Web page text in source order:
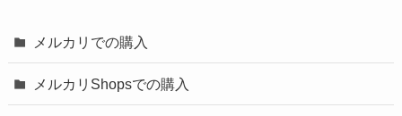
メルカリでの購入
メルカリShopsでの購入